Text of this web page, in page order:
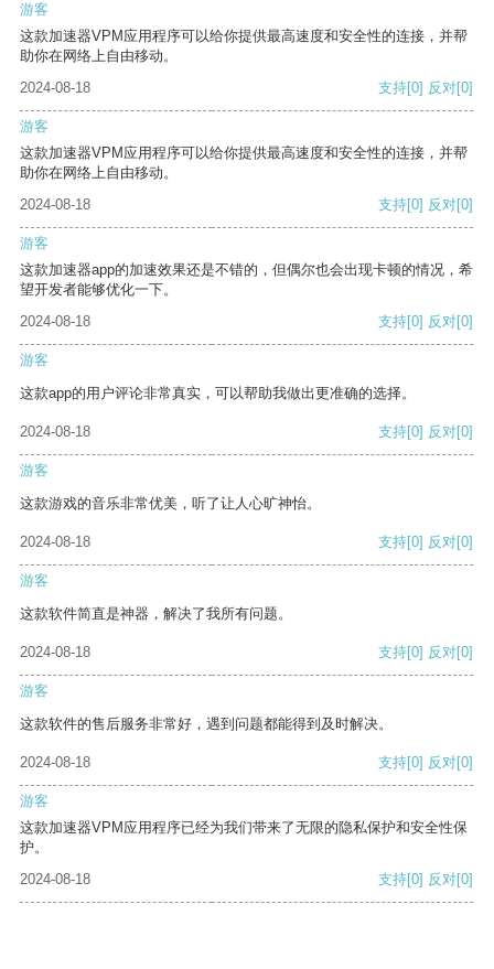
游客
这款加速器VPM应用程序可以给你提供最高速度和安全性的连接，并帮
助你在网络上自由移动。
2024-08-18
支持[0] 反对[0]
游客
这款加速器VPM应用程序可以给你提供最高速度和安全性的连接，并帮
助你在网络上自由移动。
2024-08-18
支持[0] 反对[0]
游客
这款加速器app的加速效果还是不错的，但偶尔也会出现卡顿的情况，希
望开发者能够优化一下。
2024-08-18
支持[0] 反对[0]
游客
这款app的用户评论非常真实，可以帮助我做出更准确的选择。
2024-08-18 支持[0] 反对[0]
游客
这款游戏的音乐非常优美，听了让人心旷神怡。
2024-08-18 支持[0] 反对[0]
游客
这款软件简直是神器，解决了我所有问题。
2024-08-18 支持[0] 反对[0]
游客
这款软件的售后服务非常好，遇到问题都能得到及时解决。
2024-08-18 支持[0] 反对[0]
游客
这款加速器VPM应用程序已经为我们带来了无限的隐私保护和安全性保
护。
2024-08-18
支持[0] 反对[0]